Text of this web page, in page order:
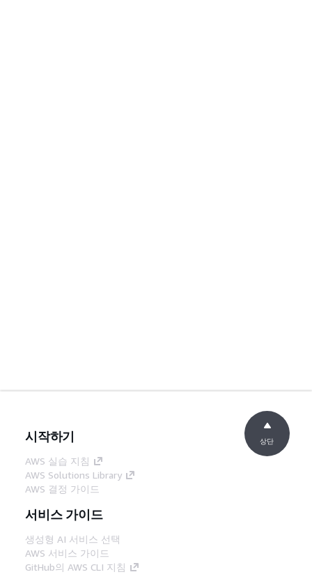
시작하기
AWS 실습 지침
AWS Solutions Library
AWS 결정 가이드
서비스 가이드
생성형 AI 서비스 선택
AWS 서비스 가이드
GitHub의 AWS CLI 지침
상단